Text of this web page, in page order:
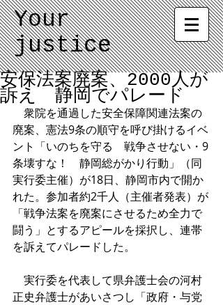
Your
justice
安保法案廃案、2000人が
訴え 静岡でパレード
衆院を通過した安全保障関連法案の
廃案、憲法9条の順守を呼び掛けるイベ
ント「いのちを守る　戦争させない・9
条壊すな！　静岡総がかり行動」（同
実行委主催）が18日、静岡市内で開か
れた。参加者約2千人（主催者発表）が
「戦争法案を廃案にさせるため全力で
闘う」とするアピールを採択し、連帯
を訴えてパレードした。
実行委を代表して県弁護士会の河村
正史弁護士があいさつし「政府・与党